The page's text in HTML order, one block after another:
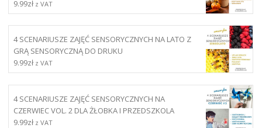
9.99zł z VAT
4 SCENARIUSZE ZAJĘĆ SENSORYCZNYCH NA LATO Z
GRĄ SENSORYCZNĄ DO DRUKU
9.99zł z VAT
4 SCENARIUSZE ZAJĘĆ SENSORYCZNYCH NA
CZERWIEC VOL. 2 DLA ŻŁOBKA I PRZEDSZKOLA
9.99zł z VAT